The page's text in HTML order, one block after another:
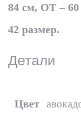
84 см, ОТ –
42 размер.
Детали
Цвет